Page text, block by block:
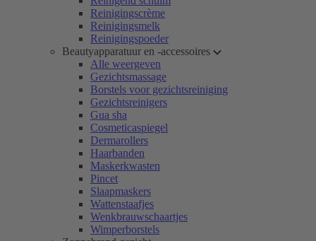
Reinigingscrème
Reinigingsmelk
Reinigingspoeder
Beautyapparatuur en -accessoires
Alle weergeven
Gezichtsmassage
Borstels voor gezichtsreiniging
Gezichtsreinigers
Gua sha
Cosmeticaspiegel
Dermarollers
Haarbanden
Maskerkwasten
Pincet
Slaapmaskers
Wattenstaafjes
Wenkbrauwschaartjes
Wimperborstels